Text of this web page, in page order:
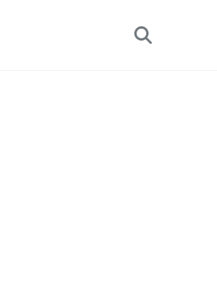
Toggle